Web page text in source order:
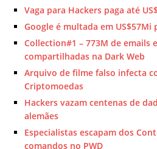
Vaga para Hackers paga até
Google é multada em US$57Mi
Collection#1 – 773M de emails
compartilhadas na Dark Web
Arquivo de filme falso infecta
Criptomoedas
Hackers vazam centenas de
alemães
Especialistas escapam dos
comandos no PWD